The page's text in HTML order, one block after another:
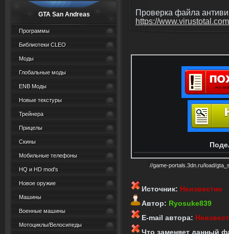
GTA San Andreas
Программы
Библиотеки CLEO
Моды
Глобальные моды
ENB Моды
Новые текстуры
Трейнера
Прицелы
Скины
Мобильные телефоны
HQ и HD mod's
Новое оружие
Машины
Военные машины
Мотоциклы/Велосипеды
Проверка файла
https://
Источник: Неизвестно
Автор: Ryosuke839
E-mail автора:
Что заменяет данный